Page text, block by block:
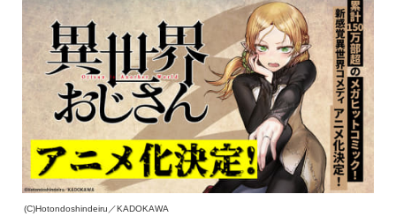
(C)Hotondoshindeiru／KADOKAWA